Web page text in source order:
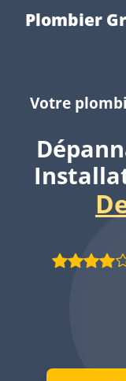
Plombier
Votre